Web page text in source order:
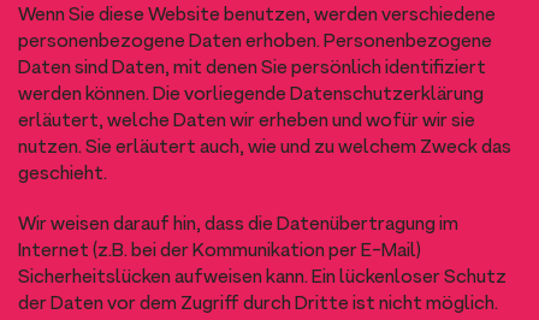
Wenn Sie diese Website benutzen, werden verschiedene
personenbezogene Daten erhoben. Personenbezogene
Daten sind Daten, mit denen Sie persönlich identifiziert
werden können. Die vorliegende Datenschutzerklärung
erläutert, welche Daten wir erheben und wofür wir sie
nutzen. Sie erläutert auch, wie und zu welchem Zweck das
geschieht.
Wir weisen darauf hin, dass die Datenübertragung im
Internet (z.B. bei der Kommunikation per E-Mail)
Sicherheitslücken aufweisen kann. Ein lückenloser Schutz
der Daten vor dem Zugriff durch Dritte ist nicht möglich.